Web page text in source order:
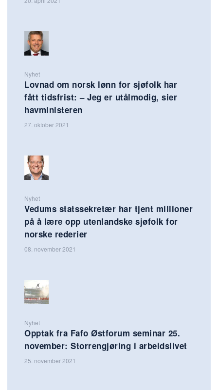
Nyhet
Lovnad om norsk lønn for sjøfolk har
fått tidsfrist: – Jeg er utålmodig, sier
havministeren
27. oktober 2021
Nyhet
Vedums statssekretær har tjent millioner
på å lære opp utenlandske sjøfolk for
norske rederier
08. november 2021
Nyhet
Opptak fra Fafo Østforum seminar 25.
november: Storrengjøring i arbeidslivet
25. november 2021